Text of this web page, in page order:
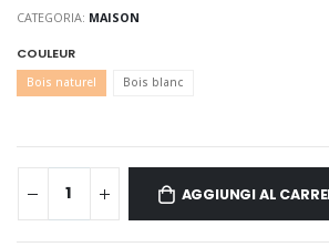
CATEGORIA: MAISON
COULEUR
Bois naturel Bois blanc
AGGIUNGI AL